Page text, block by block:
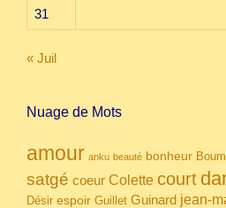
31
« Juil
Nuage de Mots
amour anku beauté bonheur
satgé coeur Colette court
Désir espoir Guillet Guinard jean-